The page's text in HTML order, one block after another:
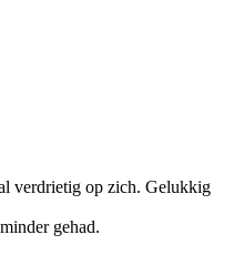
verdrietig op zich. Gelukkig
gehad.